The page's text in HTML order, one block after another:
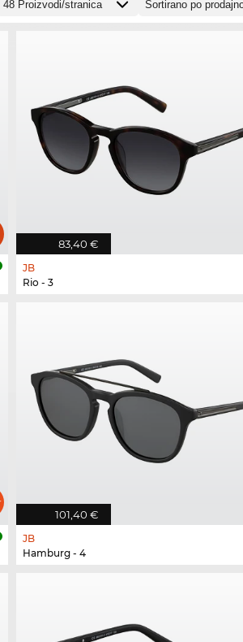
83,40 €
JB
Rio - 3
101,40 €
JB
Hamburg - 4